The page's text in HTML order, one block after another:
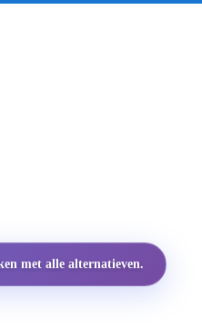
met alle alternatieven.